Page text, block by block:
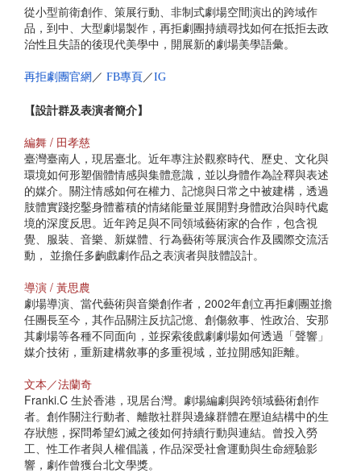
從小型前衛創作、策展行動、非制式劇場空間演出的跨域作
品，到中、大型劇場製作，再拒劇團持續尋找如何在抵拒去政
治性且失語的後現代美學中，開展新的劇場美學語彙。
再拒劇團官網 ／ FB專頁 ／IG
【設計群及表演者簡介】
編舞 / 田孝慈
臺灣臺南人，現居臺北。近年專注於觀察時代、歷史、文化與
環境如何形塑個體情感與集體意識，並以身體作為詮釋與表述
的媒介。關注情感如何在權力、記憶與日常之中被建構，透過
肢體實踐挖鑿身體蓄積的情緒能量並展開對身體政治與時代處
境的深度反思。近年跨足與不同領域藝術家的合作，包含視
覺、服裝、音樂、新媒體、行為藝術等展演合作及國際交流活
動， 並擔任多齣戲劇作品之表演者與肢體設計。
導演 / 黃思農
劇場導演、當代藝術與音樂創作者，2002年創立再拒劇團並擔
任團長至今，其作品關注反抗記憶、創傷敘事、性政治、安那
其劇場等各種不同面向，並探索後戲劇劇場如何透過「聲響」
媒介技術，重新建構敘事的多重視域，並拉開感知距離。
文本／法蘭奇
Franki.C 生於香港，現居台灣。劇場編劇與跨領域藝術創作
者。創作關注行動者、離散社群與邊緣群體在壓迫結構中的生
存狀態，探問希望幻滅之後如何持續行動與連結。曾投入勞
工、性工作者與人權倡議，作品深受社會運動與生命經驗影
響，劇作曾獲台北文學獎。